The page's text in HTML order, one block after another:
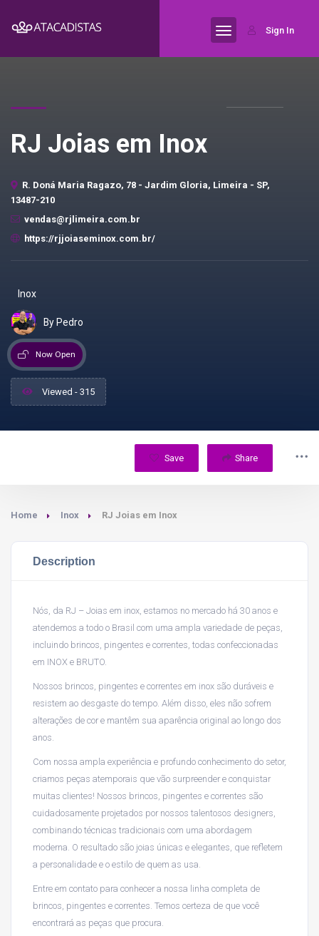
Sign In
RJ Joias em Inox
R. Doná Maria Ragazo, 78 - Jardim Gloria, Limeira - SP,
13487-210
vendas@rjlimeira.com.br
https://rjjoiaseminox.com.br/
Inox
By Pedro
Now Open
Viewed - 315
Save Share
Home Inox RJ Joias em Inox
Description
Nós, da RJ – Joias em inox, estamos no mercado há 30 anos e
atendemos a todo o Brasil com uma ampla variedade de peças,
incluindo brincos, pingentes e correntes, todas confeccionadas
em INOX e BRUTO.
Nossos brincos, pingentes e correntes em inox são duráveis e
resistem ao desgaste do tempo. Além disso, eles não sofrem
alterações de cor e mantêm sua aparência original ao longo dos
anos.
Com nossa ampla experiência e profundo conhecimento do setor,
criamos peças atemporais que vão surpreender e conquistar
muitas clientes! Nossos brincos, pingentes e correntes são
cuidadosamente projetados por nossos talentosos designers,
combinando técnicas tradicionais com uma abordagem
moderna. O resultado são joias únicas e elegantes, que refletem
a personalidade e o estilo de quem as usa.
Entre em contato para conhecer a nossa linha completa de
brincos, pingentes e correntes. Temos certeza de que você
encontrará as peças que procura.